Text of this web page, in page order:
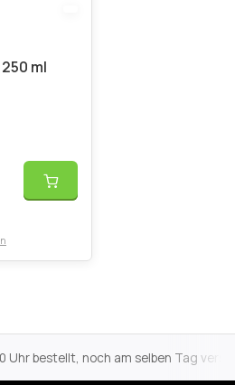
ml
Uhr bestellt, noch am selben Tag